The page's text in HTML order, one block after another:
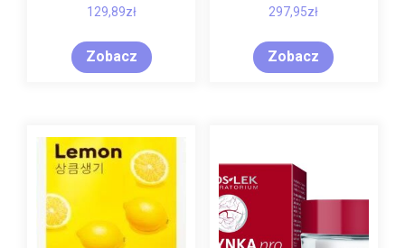
129,89zł
Zobacz
297,95zł
Zobacz